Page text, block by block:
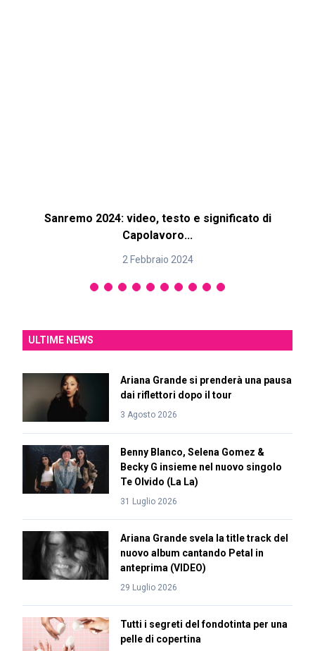
Sanremo 2024: video, testo e significato di
Capolavoro...
2 Febbraio 2024
ULTIME NEWS
Ariana Grande si prenderà una pausa
dai riflettori dopo il tour
3 Agosto 2026
Benny Blanco, Selena Gomez &
Becky G insieme nel nuovo singolo
Te Olvido (La La)
31 Luglio 2026
Ariana Grande svela la title track del
nuovo album cantando Petal in
anteprima (VIDEO)
29 Luglio 2026
Tutti i segreti del fondotinta per una
pelle di copertina